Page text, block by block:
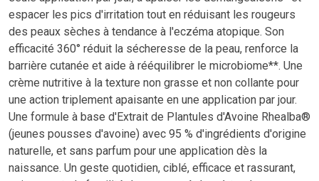
espacer les pics d'irritation tout en réduisant les rougeurs
des peaux sèches à tendance à l'eczéma atopique. Son
efficacité 360° réduit la sécheresse de la peau, renforce la
barrière cutanée et aide à rééquilibrer le microbiome**. Une
crème nutritive à la texture non grasse et non collante pour
une action triplement apaisante en une application par jour.
Une formule à base d'Extrait de Plantules d'Avoine Rhealba®
(jeunes pousses d'avoine) avec 95 % d'ingrédients d'origine
naturelle, et sans parfum pour une application dès la
naissance. Un geste quotidien, ciblé, efficace et rassurant,